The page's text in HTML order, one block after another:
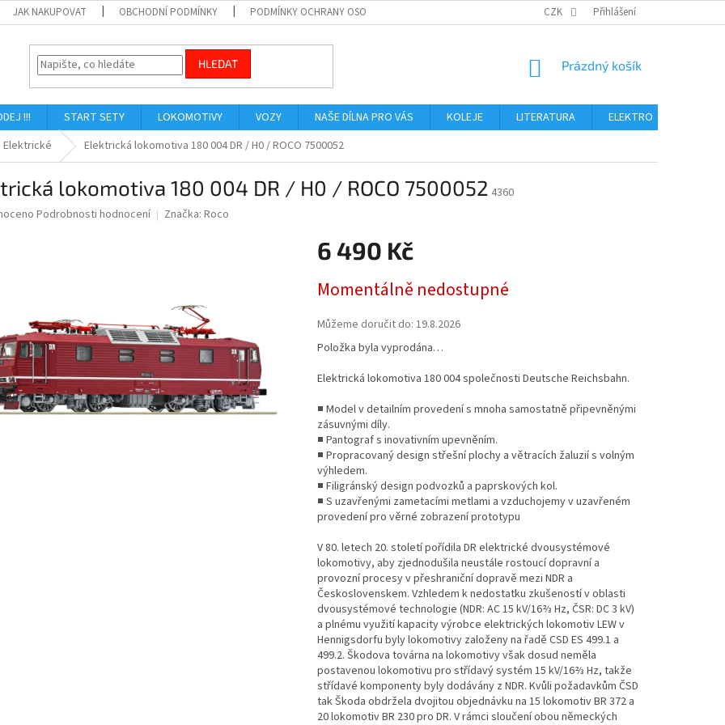
JAK NAKUPOVAT OBCHODNÍ PODMÍNKY PODMÍNKY OCHRANY OSOBNÍCH ÚDAJŮ CZK Přihlášení
HLEDAT
NÁKUPNÍ
Prázdný košík
!!! START SETY LOKOMOTIVY VOZY NAŠE DÍLNA PRO VÁS KOLEJE LITERATURA ELEKTRO
Elektrické Elektrická lokomotiva 180 004 DR / H0 / ROCO 7500052
lokomotiva 180 004 DR / H0 / ROCO 7500052 4360
Podrobnosti hodnocení Značka: Roco
6 490 Kč
cena:
Momentálně nedostupné
Můžeme doručit do: 19.8.2026
Položka byla vyprodána…
Elektrická lokomotiva 180 004 společnosti Deutsche Reichsbahn.
■ Model v detailním provedení s mnoha samostatně připevněnými
zásuvnými díly.
■ Pantograf s inovativním upevněním.
■ Propracovaný design střešní plochy a větracích žaluzií s volným
výhledem.
■ Filigránský design podvozků a paprskových kol.
■ S uzavřenými zametacími metlami a vzduchojemy v uzavřeném
provedení pro věrné zobrazení prototypu
V 80. letech 20. století pořídila DR elektrické dvousystémové
lokomotivy, aby zjednodušila neustále rostoucí dopravní a
provozní procesy v přeshraniční dopravě mezi NDR a
Československem. Vzhledem k nedostatku zkušeností v oblasti
dvousystémové technologie (NDR: AC 15 kV/16⅔ Hz, ČSR: DC 3 kV)
a plnému využití kapacity výrobce elektrických lokomotiv LEW v
Hennigsdorfu byly lokomotivy založeny na řadě CSD ES 499.1 a
499.2. Škodova továrna na lokomotivy však dosud neměla
postavenou lokomotivu pro střídavý systém 15 kV/16⅔ Hz, takže
střídavé komponenty byly dodávány z NDR. Kvůli požadavkům ČSD
tak Škoda obdržela dvojitou objednávku na 15 lokomotiv BR 372 a
20 lokomotiv BR 230 pro DR. V rámci sloučení obou německých